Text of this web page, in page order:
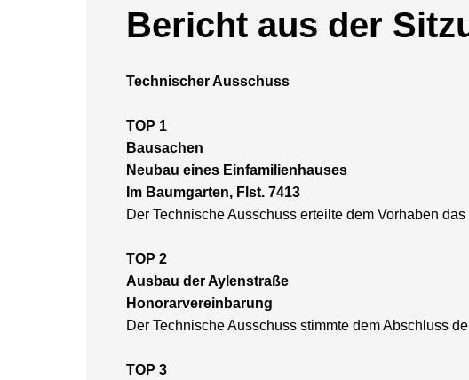
Bericht aus der
Technischer Ausschuss
TOP 1
Bausachen
Neubau eines Einfamilienhauses
Im Baumgarten, Flst. 7413
Der Technische Ausschuss erteilte dem Vorhaben
TOP 2
Ausbau der Aylenstraße
Honorarvereinbarung
Der Technische Ausschuss stimmte dem Abschluss
TOP 3